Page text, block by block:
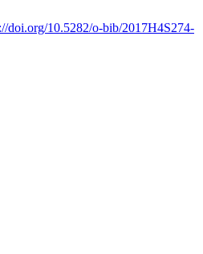
doi.org/10.5282/o-bib/2017H4S274-